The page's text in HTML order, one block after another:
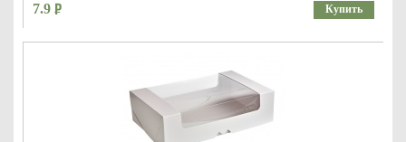
7.9 Купить